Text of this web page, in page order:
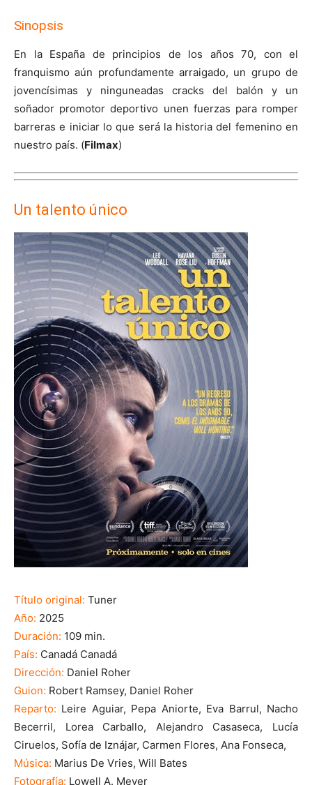
Sinopsis
En la España de principios de los años 70, con el
franquismo aún profundamente arraigado, un grupo de
jovencísimas y ninguneadas cracks del balón y un
soñador promotor deportivo unen fuerzas para romper
barreras e iniciar lo que será la historia del femenino en
nuestro país. (Filmax)
Un talento único
Título original: Tuner
Año: 2025
Duración: 109 min.
País: Canadá Canadá
Dirección: Daniel Roher
Guion: Robert Ramsey, Daniel Roher
Reparto: Leire Aguiar, Pepa Aniorte, Eva Barrul, Nacho
Becerril, Lorea Carballo, Alejandro Casaseca, Lucía
Ciruelos, Sofía de Iznájar, Carmen Flores, Ana Fonseca,
Música: Marius De Vries, Will Bates
Fotografía: Lowell A. Meyer